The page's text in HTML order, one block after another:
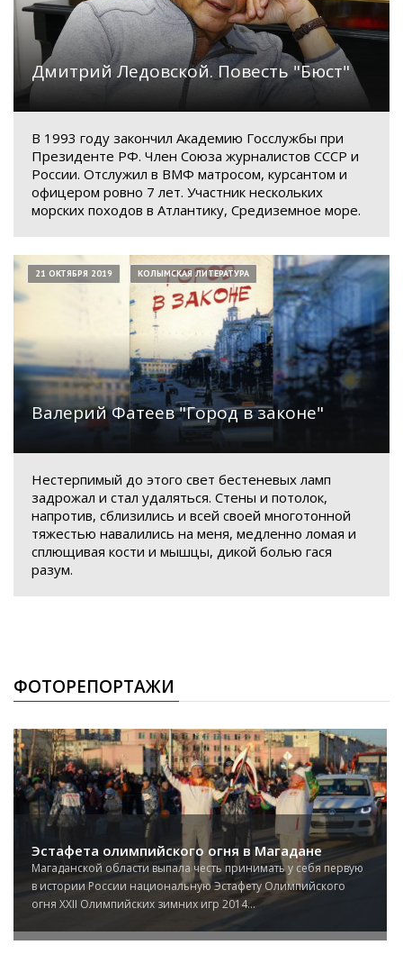
Дмитрий Ледовской. Повесть "Бюст"
В 1993 году закончил Академию Госслужбы при
Президенте РФ. Член Союза журналистов СССР и
России. Отслужил в ВМФ матросом, курсантом и
офицером ровно 7 лет. Участник нескольких
морских походов в Атлантику, Средиземное море.
Валерий Фатеев "Город в законе"
21 ОКТЯБРЯ 2019 КОЛЫМСКАЯ ЛИТЕРАТУРА
Нестерпимый до этого свет бестеневых ламп
задрожал и стал удаляться. Стены и потолок,
напротив, сблизились и всей своей многотонной
тяжестью навалились на меня, медленно ломая и
сплющивая кости и мышцы, дикой болью гася
разум.
ФОТОРЕПОРТАЖИ
Эстафета олимпийского огня в Магадане
Магаданской области выпала честь принимать у себя первую
в истории России национальную Эстафету Олимпийского
огня XXII Олимпийских зимних игр 2014...